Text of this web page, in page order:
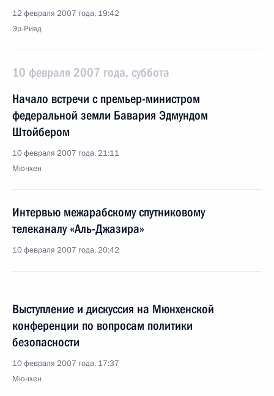
12 февраля 2007 года, 19:42
Эр-Рияд
10 февраля 2007 года, суббота
Начало встречи с премьер-министром
федеральной земли Бавария Эдмундом
Штойбером
10 февраля 2007 года, 21:11
Мюнхен
Интервью межарабскому спутниковому
телеканалу «Аль-Джазира»
10 февраля 2007 года, 20:42
Выступление и дискуссия на Мюнхенской
конференции по вопросам политики
безопасности
10 февраля 2007 года, 17:37
Мюнхен